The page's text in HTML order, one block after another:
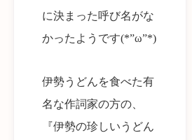
に決まった呼び名がな
かったようです(*”ω”*)
伊勢うどんを食べた有
名な作詞家の方の、
『伊勢の珍しいうどん